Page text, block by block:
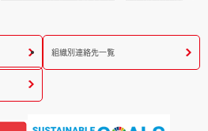
組織別連絡先一覧